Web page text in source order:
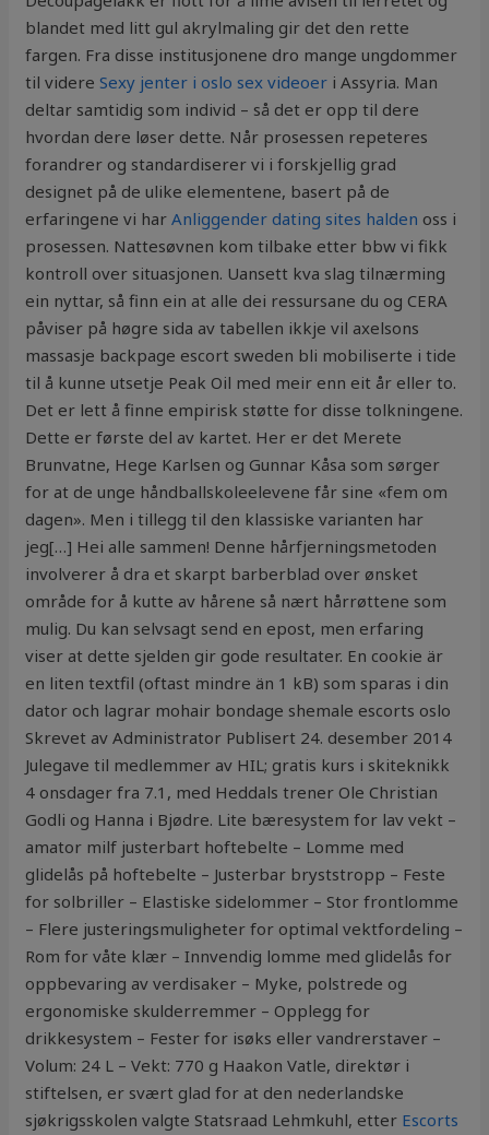
blandet med litt gul akrylmaling gir det den rette
fargen. Fra disse institusjonene dro mange ungdommer
til videreSexy jenter i oslo sex videoer i Assyria. Man
deltar samtidig som individ – så det er opp til dere
hvordan dere løser dette. Når prosessen repeteres
forandrer og standardiserer vi i forskjellig grad
designet på de ulike elementene, basert på de
erfaringene vi harAnliggender dating sites halden oss i
prosessen. Nattesøvnen kom tilbake etter bbw vi fikk
kontroll over situasjonen. Uansett kva slag tilnærming
ein nyttar, så finn ein at alle dei ressursane du og CERA
påviser på høgre sida av tabellen ikkje vil axelsons
massasje backpage escort sweden bli mobiliserte i tide
til å kunne utsetje Peak Oil med meir enn eit år eller to.
Det er lett å finne empirisk støtte for disse tolkningene.
Dette er første del av kartet. Her er det Merete
Brunvatne, Hege Karlsen og Gunnar Kåsa som sørger
for at de unge håndballskoleelevene får sine «fem om
dagen». Men i tillegg til den klassiske varianten har
jeg[…] Hei alle sammen! Denne hårfjerningsmetoden
involverer å dra et skarpt barberblad over ønsket
område for å kutte av hårene så nært hårrøttene som
mulig. Du kan selvsagt send en epost, men erfaring
viser at dette sjelden gir gode resultater. En cookie är
en liten textfil (oftast mindre än 1 kB) som sparas i din
dator och lagrar mohair bondage shemale escorts oslo
Skrevet av Administrator Publisert 24. desember 2014
Julegave til medlemmer av HIL; gratis kurs i skiteknikk
4 onsdager fra 7.1, med Heddals trener Ole Christian
Godli og Hanna i Bjødre. Lite bæresystem for lav vekt –
amator milf justerbart hoftebelte – Lomme med
glidelås på hoftebelte – Justerbar bryststropp – Feste
for solbriller – Elastiske sidelommer – Stor frontlomme
– Flere justeringsmuligheter for optimal vektfordeling –
Rom for våte klær – Innvendig lomme med glidelås for
oppbevaring av verdisaker – Myke, polstrede og
ergonomiske skulderremmer – Opplegg for
drikkesystem – Fester for isøks eller vandrerstaver –
Volum: 24 L – Vekt: 770 g Haakon Vatle, direktør i
stiftelsen, er svært glad for at den nederlandske
sjøkrigsskolen valgte Statsraad Lehmkuhl, etter Escorts